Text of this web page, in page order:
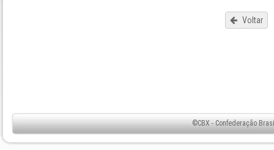
Voltar
©CBX - Confederação